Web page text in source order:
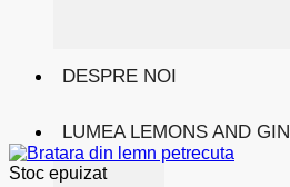
DESPRE NOI
LUMEA LEMONS AND GIN
Stoc epuizat